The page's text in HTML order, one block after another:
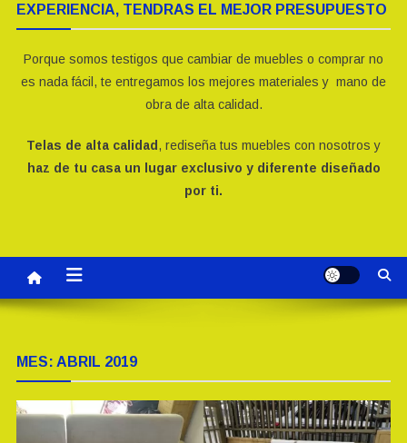
EXPERIENCIA, TENDRAS EL MEJOR PRESUPUESTO
Porque somos testigos que cambiar de muebles o comprar no
es nada fácil, te entregamos los mejores materiales y mano de
obra de alta calidad.
Telas de alta calidad , rediseña tus muebles con nosotros y
haz de tu casa un lugar exclusivo y diferente diseñado
por ti.
MES: ABRIL 2019